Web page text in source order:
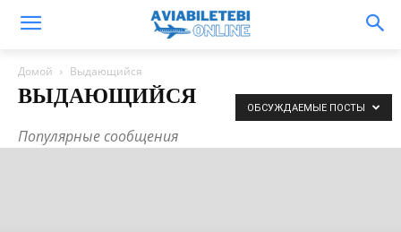
Домой Выдающийся
ВЫДАЮЩИЙСЯ
Популярные сообщения
ОБСУЖДАЕМЫЕ ПОСТЫ